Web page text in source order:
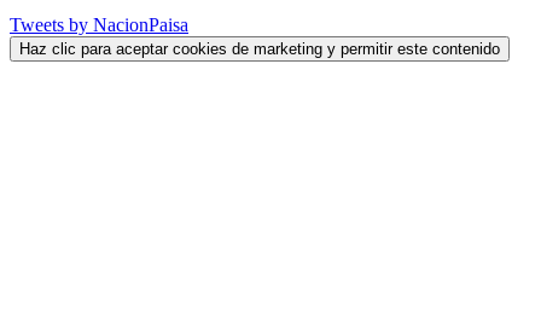
Tweets by NacionPaisa
Haz clic para aceptar cookies de marketing y permitir este contenido